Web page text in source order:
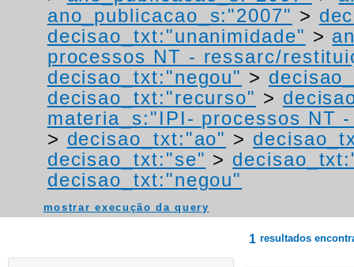
ano_publicacao_s:"2007" >
decisao_txt:"unanimidade" >
processos NT - ressarc/
decisao_txt:"negou" >
decisao_txt:"recurso" >
materia_s:"IPI- processos NT
> decisao_txt:"ao" >
decisao_txt:"se" >
decisao_txt:"negou"
mostrar execução da query
1 resultados